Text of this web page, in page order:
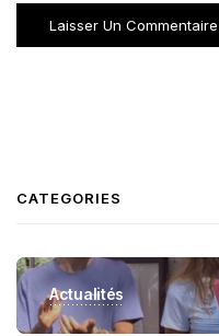
CATEGORIES
Actualités